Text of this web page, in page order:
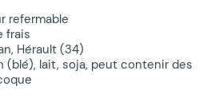
refermable
frais
Hérault (34)
(blé), lait, soja, peut contenir des